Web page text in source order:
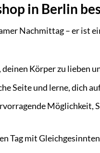
in Berlin
Nachmittag – er ist
Körper zu lieben
Seite und lerne, dich
Möglichkeit,
Tag mit